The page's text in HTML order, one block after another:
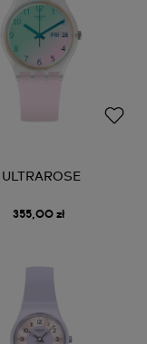
ULTRAROSE
355,00 zł